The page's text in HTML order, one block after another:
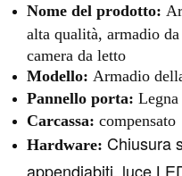
Nome del prodotto:
alta qualità, armadio
camera da letto
Modello: Armadio
Pannello porta: Legna
Carcassa: compensato
Hardware: Chiusura
appendiabiti, luce